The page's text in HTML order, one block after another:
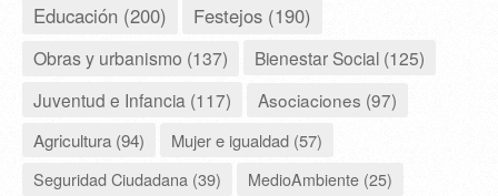
Educación (200) Festejos (190)
Obras y urbanismo (137)
Bienestar Social (125)
Juventud e Infancia (117)
Asociaciones (97)
Agricultura (94)
Mujer e igualdad (57)
Seguridad Ciudadana (39)
MedioAmbiente (25)